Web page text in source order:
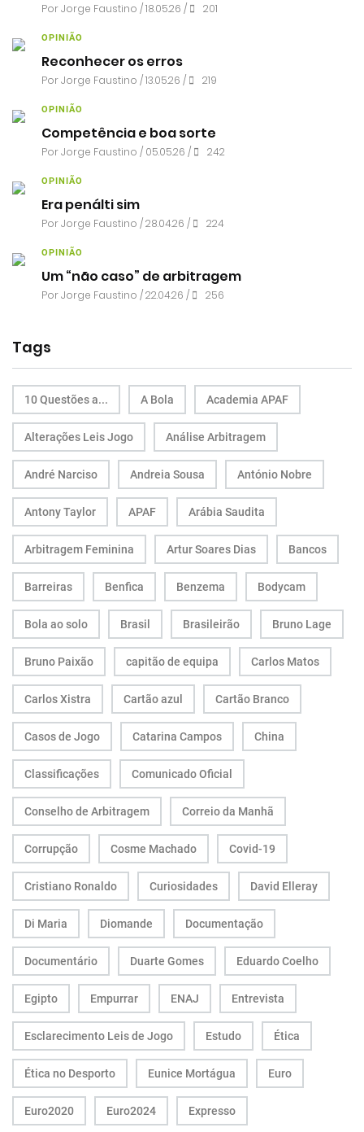
PorJorge Faustino / 18.05.26 / 201
OPINIÃO
Reconhecer os erros
PorJorge Faustino / 13.05.26 / 219
OPINIÃO
Competência e boa sorte
PorJorge Faustino / 05.05.26 / 242
OPINIÃO
Era penálti sim
PorJorge Faustino / 28.04.26 / 224
OPINIÃO
Um “não caso” de arbitragem
PorJorge Faustino / 22.04.26 / 256
Tags
10 Questões a... A Bola Academia APAF
Alterações Leis Jogo Análise Arbitragem
André Narciso Andreia Sousa António Nobre
Antony Taylor APAF Arábia Saudita
Arbitragem Feminina Artur Soares Dias Bancos
Barreiras Benfica Benzema Bodycam
Bola ao solo Brasil Brasileirão Bruno Lage
Bruno Paixão capitão de equipa Carlos Matos
Carlos Xistra Cartão azul Cartão Branco
Casos de Jogo Catarina Campos China
Classificações Comunicado Oficial
Conselho de Arbitragem Correio da Manhã
Corrupção Cosme Machado Covid-19
Cristiano Ronaldo Curiosidades David Elleray
Di Maria Diomande Documentação
Documentário Duarte Gomes Eduardo Coelho
Egipto Empurrar ENAJ Entrevista
Esclarecimento Leis de Jogo Estudo Ética
Ética no Desporto Eunice Mortágua Euro
Euro2020 Euro2024 Expresso